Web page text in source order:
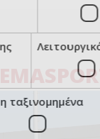
ταξινομημένα